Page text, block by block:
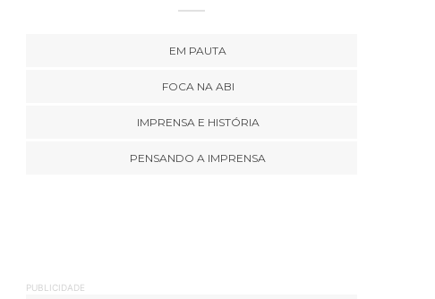
EM PAUTA
FOCA NA ABI
IMPRENSA E HISTÓRIA
PENSANDO A IMPRENSA
PUBLICIDADE